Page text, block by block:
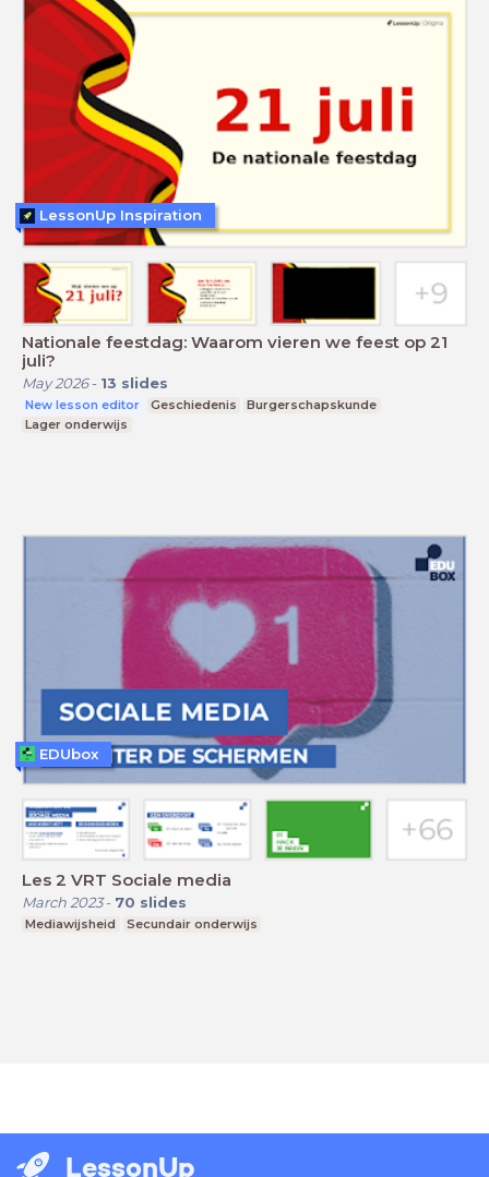
Nationale feestdag: Waarom vieren we feest op 21
juli?
May 2026- 13 slides
New lesson editor Geschiedenis
Burgerschapskunde
Lager onderwijs
LessonUp Inspiration
Les 2 VRT Sociale media
March 2023- 70 slides
Mediawijsheid Secundair onderwijs
EDUbox
LessonUp